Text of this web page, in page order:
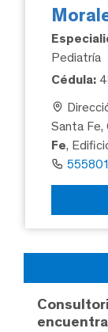
Pediatría
Cédula:
Santa Fe,
Fe,